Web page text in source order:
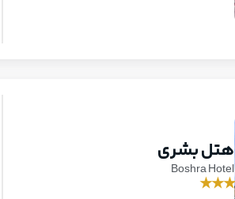
هتل بشری
Boshra Hotel
★
★
★